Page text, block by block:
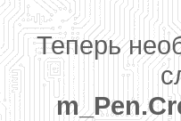
Теперь